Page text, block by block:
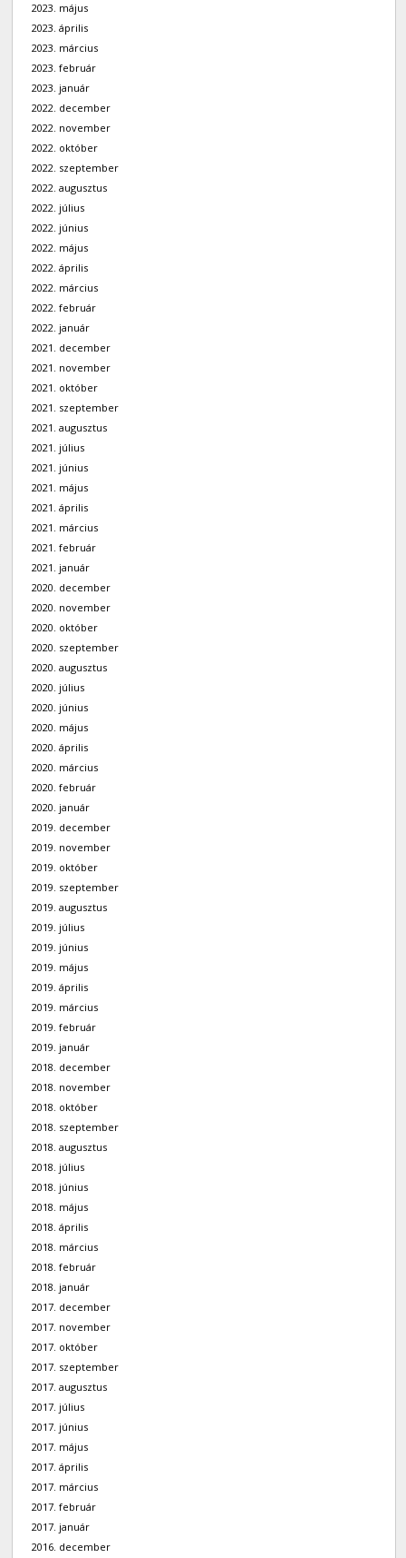
2023. május
2023. április
2023. március
2023. február
2023. január
2022. december
2022. november
2022. október
2022. szeptember
2022. augusztus
2022. július
2022. június
2022. május
2022. április
2022. március
2022. február
2022. január
2021. december
2021. november
2021. október
2021. szeptember
2021. augusztus
2021. július
2021. június
2021. május
2021. április
2021. március
2021. február
2021. január
2020. december
2020. november
2020. október
2020. szeptember
2020. augusztus
2020. július
2020. június
2020. május
2020. április
2020. március
2020. február
2020. január
2019. december
2019. november
2019. október
2019. szeptember
2019. augusztus
2019. július
2019. június
2019. május
2019. április
2019. március
2019. február
2019. január
2018. december
2018. november
2018. október
2018. szeptember
2018. augusztus
2018. július
2018. június
2018. május
2018. április
2018. március
2018. február
2018. január
2017. december
2017. november
2017. október
2017. szeptember
2017. augusztus
2017. július
2017. június
2017. május
2017. április
2017. március
2017. február
2017. január
2016. december